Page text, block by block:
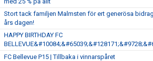
Stort tack familjen Malmsten för ert generösa
års dagen!
HAPPY BIRTHDAY FC
FC Bellevue P15 | Tillbaka i vinnarspåret